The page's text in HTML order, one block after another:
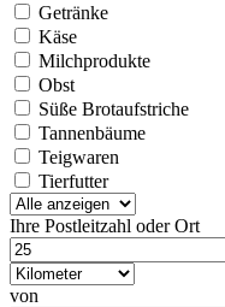
Getränke
Käse
Milchprodukte
Obst
Süße Brotaufstriche
Tannenbäume
Teigwaren
Tierfutter
Ihre Postleitzahl oder Ort
Entfernung
Einheit
von